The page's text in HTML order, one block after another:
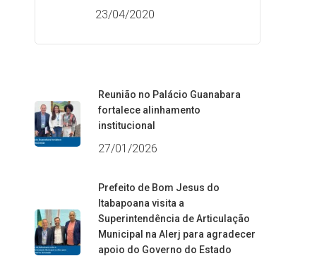
23/04/2020
Reunião no Palácio Guanabara
fortalece alinhamento
institucional
27/01/2026
Prefeito de Bom Jesus do
Itabapoana visita a
Superintendência de Articulação
Municipal na Alerj para agradecer
apoio do Governo do Estado